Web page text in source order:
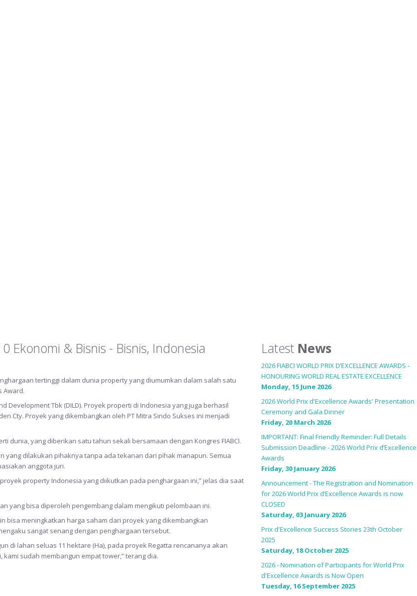
Ekonomi & Bisnis - Bisnis, Indonesia
tertinggi dalam dunia property yang diumumkan dalam salah satu
Award.
Tbk (DILD). Proyek properti di Indonesia yang juga berhasil
Cty. Proyek yang dikembangkan oleh PT Mitra Sindo Sukses ini menjadi
dunia, yang diberikan satu tahun sekali bersamaan dengan Kongres FIABCI.
yang dilakukan pihaknya tanpa ada tekanan dari pihak manapun. Semua
anggota juri.
property Indonesia yang diikutkan pada penghargaan ini,” jelas dia saat
yang bisa diperoleh pengembang dalam mengikuti pelombaan ini.
bisa meningkatkan harga saham dari proyek yang dikembangkan
sangat senang dengan penghargaan tersebut.
di lahan seluas 11 hektare (Ha), pada proyek Regatta rencananya akan
sudah membangun empat tower,” terang dia.
Latest News
2026 FIABCI WORLD PRIX D’EXCELLENCE AWARDS -
HONOURING WORLD REAL ESTATE EXCELLENCE
Monday, 15 June 2026
2026 World Prix d'Excellence Awards' Presentation
Ceremony and Gala Dinner
Friday, 20 March 2026
IMPORTANT: Final Friendly Reminder: Full Details
Submission Deadline - 2026 World Prix d’Excellence
Awards
Friday, 30 January 2026
Announcement - The Registration and Nomination
for 2026 World Prix d’Excellence Awards is now
CLOSED
Saturday, 03 January 2026
Prix d'Excellence Success Stories 23th October
2025
Saturday, 18 October 2025
2026 - Nomination of Participants for World Prix
d'Excellence Awards is Now Open
Tuesday, 16 September 2025